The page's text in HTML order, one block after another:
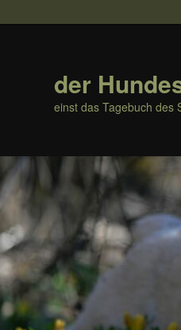
der
einst das Tagebuch des